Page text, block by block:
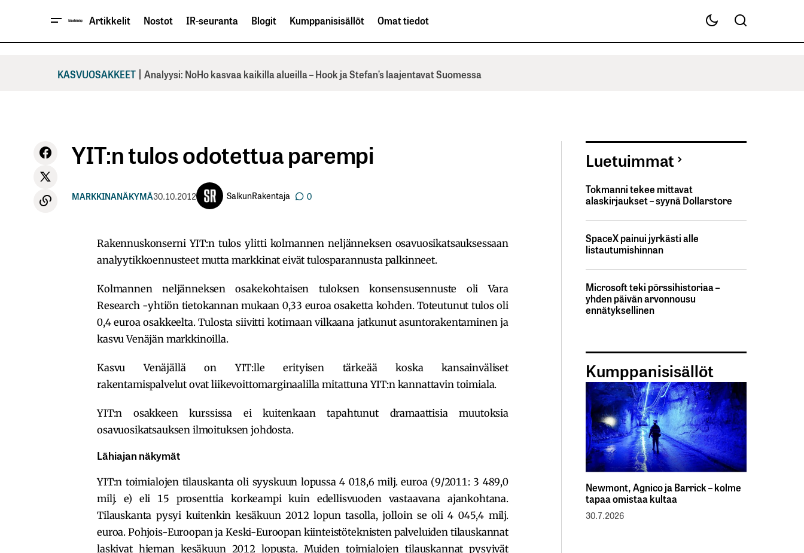
Artikkelit Nostot IR-seuranta Blogit Kumppanisisällöt Omat tiedot
KASVUOSAKKEET | Analyysi: NoHo kasvaa kaikilla alueilla – Hook ja Stefan’s laajentavat Suomessa
YIT:n tulos odotettua parempi
MARKKINANÄKYMÄ30.10.2012 SalkunRakentaja 0
Rakennuskonserni YIT:n tulos ylitti kolmannen neljänneksen osavuosikatsauksessaan
analyytikkoennusteet mutta markkinat eivät tulosparannusta palkinneet.
Kolmannen neljänneksen osakekohtaisen tuloksen konsensusennuste oli Vara
Research -yhtiön tietokannan mukaan 0,33 euroa osaketta kohden. Toteutunut tulos oli
0,4 euroa osakkeelta. Tulosta siivitti kotimaan vilkaana jatkunut asuntorakentaminen ja
kasvu Venäjän markkinoilla.
Kasvu Venäjällä on YIT:lle erityisen tärkeää koska kansainväliset
rakentamispalvelut ovat liikevoittomarginaalilla mitattuna YIT:n kannattavin toimiala.
YIT:n osakkeen kurssissa ei kuitenkaan tapahtunut dramaattisia muutoksia
osavuosikatsauksen ilmoituksen johdosta.
Lähiajan näkymät
YIT:n toimialojen tilauskanta oli syyskuun lopussa 4 018,6 milj. euroa (9/2011: 3 489,0
milj. e) eli 15 prosenttia korkeampi kuin edellisvuoden vastaavana ajankohtana.
Tilauskanta pysyi kuitenkin kesäkuun 2012 lopun tasolla, jolloin se oli 4 045,4 milj.
euroa. Pohjois-Euroopan ja Keski-Euroopan kiinteistöteknisten palveluiden tilauskannat
laskivat hieman kesäkuun 2012 lopusta. Muiden toimialojen tilauskannat pysyivät
Luetuimmat
Tokmanni tekee mittavat
alaskirjaukset – syynä Dollarstore
SpaceX painui jyrkästi alle
listautumishinnan
Microsoft teki pörssihistoriaa –
yhden päivän arvonnousu
ennätyksellinen
Kumppanisisällöt
Newmont, Agnico ja Barrick – kolme
tapaa omistaa kultaa
30.7.2026